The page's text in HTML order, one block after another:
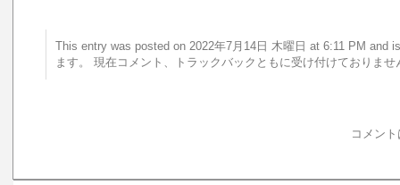
This entry was posted on 2022年7月14日 木曜日 at 6:11 PM
ます。 現在コメント、トラックバックともに受け付けておりませ
コメン